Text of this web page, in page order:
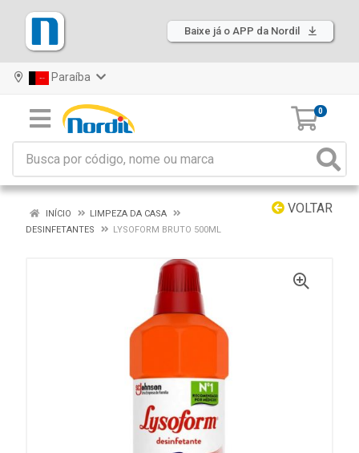
Baixe já o APP da Nordil
Paraíba
0
VOLTAR
INÍCIO
LIMPEZA DA CASA
DESINFETANTES
LYSOFORM BRUTO 500ML